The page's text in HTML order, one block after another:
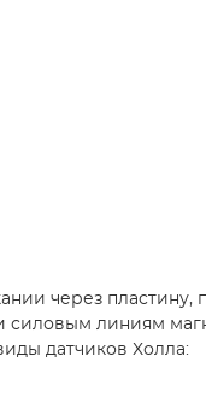
через
силовым линиям
датчиков Холла: